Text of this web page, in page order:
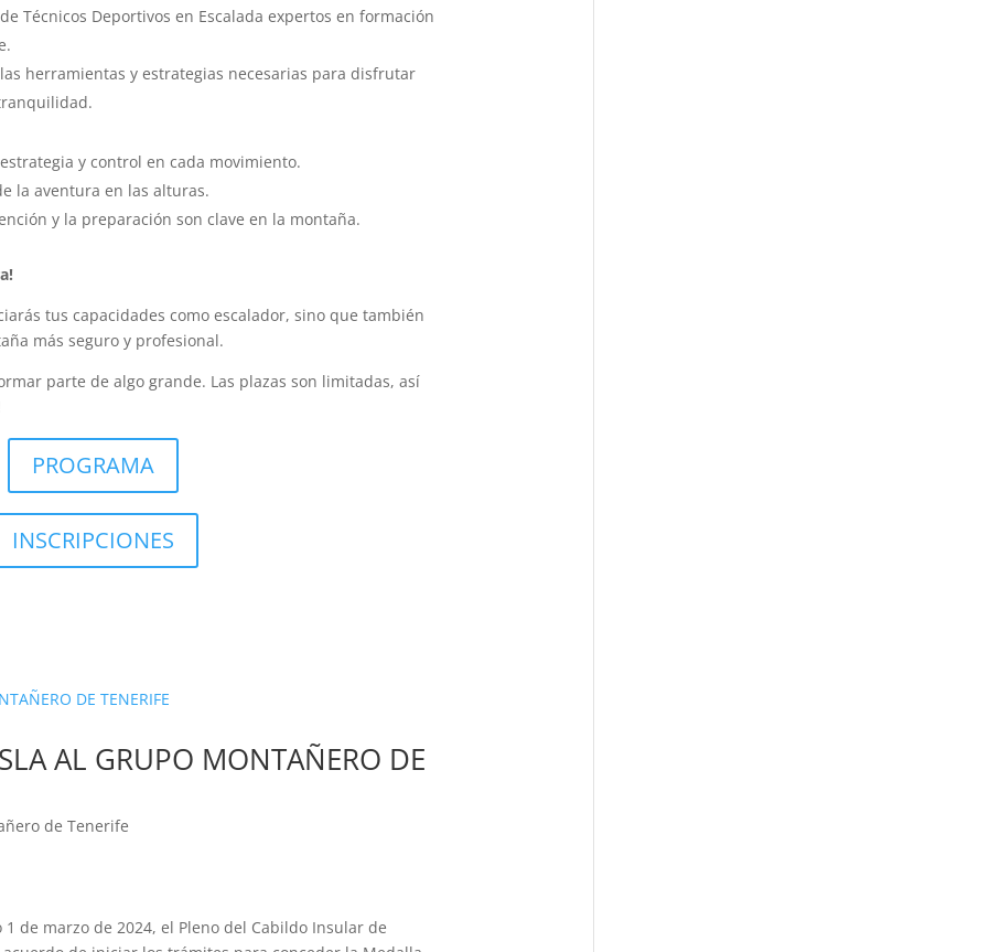
Técnicos Deportivos en Escalada expertos en formación
herramientas y estrategias necesarias para disfrutar
y control en cada movimiento.
la aventura en las alturas.
y la preparación son clave en la montaña.
tus capacidades como escalador, sino que también
más seguro y profesional.
parte de algo grande. Las plazas son limitadas, así
PROGRAMA
INSCRIPCIONES
AL GRUPO MONTAÑERO DE
de Tenerife
de marzo de 2024, el Pleno del Cabildo Insular de